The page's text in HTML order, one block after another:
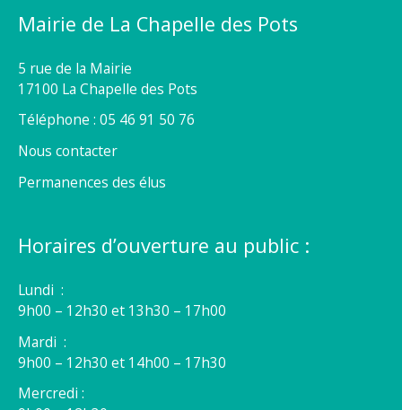
Mairie de La Chapelle des Pots
5 rue de la Mairie
17100 La Chapelle des Pots
Téléphone : 05 46 91 50 76
Nous contacter
Permanences des élus
Horaires d’ouverture au public :
Lundi :
9h00 – 12h30 et 13h30 – 17h00
Mardi :
9h00 – 12h30 et 14h00 – 17h30
Mercredi :